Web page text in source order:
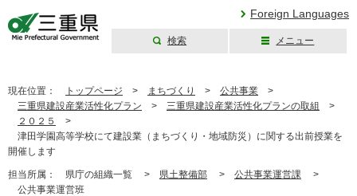
Foreign Languages
検索 メニュー
現在位置： トップページ > まちづくり > 公共事業 >
三重県建設産業活性化プラン > 三重県建設産業活性化プランの取組
>
２０２５
>
津田学園高等学校にて建設業（まちづくり・地域防災）に関する出前授業を
開催します
担当所属： 県庁の組織一覧 > 県土整備部 > 公共事業運営課 >
公共事業運営班